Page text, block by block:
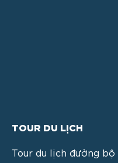
TOUR DU LỊCH
Tour du lịch đường bộ